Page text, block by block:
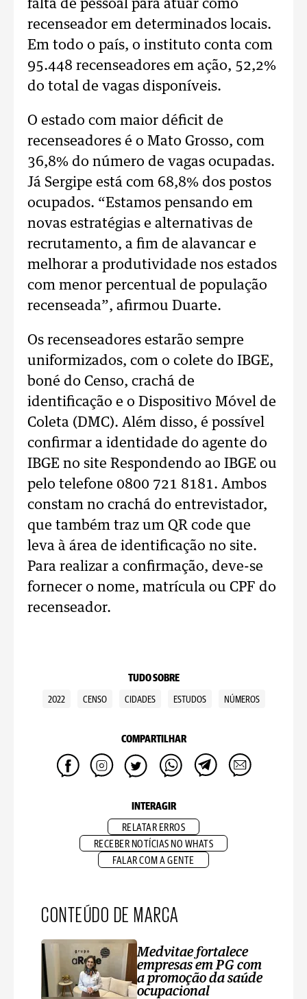
falta de pessoal para atuar como
recenseador em determinados locais.
Em todo o país, o instituto conta com
95.448 recenseadores em ação, 52,2%
do total de vagas disponíveis.
O estado com maior déficit de
recenseadores é o Mato Grosso, com
36,8% do número de vagas ocupadas.
Já Sergipe está com 68,8% dos postos
ocupados. “Estamos pensando em
novas estratégias e alternativas de
recrutamento, a fim de alavancar e
melhorar a produtividade nos estados
com menor percentual de população
recenseada”, afirmou Duarte.
Os recenseadores estarão sempre
uniformizados, com o colete do IBGE,
boné do Censo, crachá de
identificação e o Dispositivo Móvel de
Coleta (DMC). Além disso, é possível
confirmar a identidade do agente do
IBGE no site Respondendo ao IBGE ou
pelo telefone 0800 721 8181. Ambos
constam no crachá do entrevistador,
que também traz um QR code que
leva à área de identificação no site.
Para realizar a confirmação, deve-se
fornecer o nome, matrícula ou CPF do
recenseador.
TUDO SOBRE
2022 CENSO CIDADES ESTUDOS NÚMEROS
COMPARTILHAR
INTERAGIR
RELATAR ERROS
RECEBER NOTÍCIAS NO WHATS
FALAR COM A GENTE
CONTEÚDO DE MARCA
Medvitae fortalece
empresas em PG com
a promoção da saúde
ocupacional